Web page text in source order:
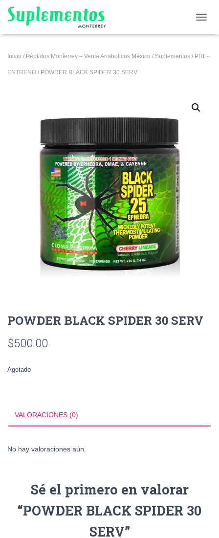
Inicio / Péptidos Monterrey – Venta Anabolicos México / Suplementos / PRE-
ENTRENO / POWDER BLACK SPIDER 30 SERV
POWDER BLACK SPIDER 30 SERV
$500.00
Agotado
VALORACIONES (0)
No hay valoraciones aún.
Sé el primero en valorar
“POWDER BLACK SPIDER 30
SERV”